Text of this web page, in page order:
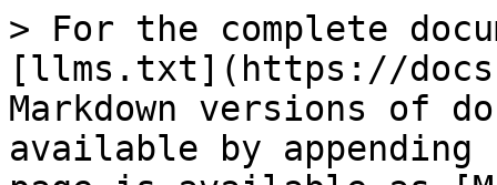
> For the complete
[llms.txt](https://
Markdown versions of
available by